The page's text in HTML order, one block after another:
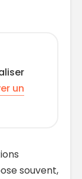
un
souvent,